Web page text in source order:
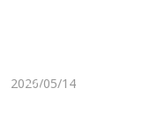
2026/05/14